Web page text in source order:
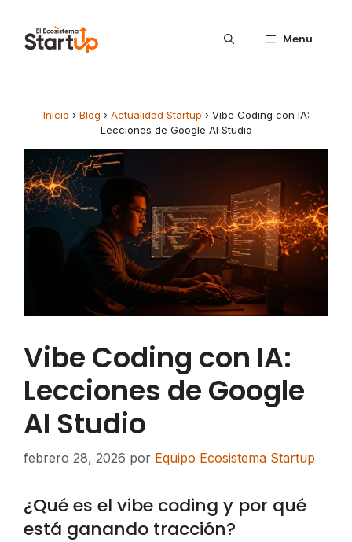
Menu
Inicio › Blog › Actualidad Startup › Vibe Coding con IA:
Lecciones de Google AI Studio
Vibe Coding con IA:
Lecciones de Google
AI Studio
febrero 28, 2026 por Equipo Ecosistema Startup
¿Qué es el vibe coding y por qué
está ganando tracción?